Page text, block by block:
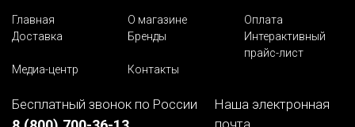
Главная О магазине
Оплата
Доставка
Бренды
Интерактивный
прайс-лист
Медиа-центр
Контакты
Бесплатный звонок по России
Наша электронная